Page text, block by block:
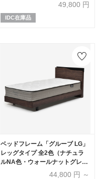
49,800 円
IDC在庫品
ベッドフレーム「グルーブ LG」
レッグタイプ 全2色（ナチュラ
ルNA色・ウォールナットグレー
WNG色）全5サイズ44,800 円 ～